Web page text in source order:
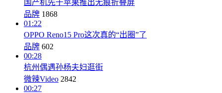
国产机先于苹果推出无痕折叠屏
品牌 1868
01:22
OPPO Reno15 Pro这次真的“出圈”了
品牌 602
00:28
杭州偶遇孙杨夫妇逛街
微辣Video 2842
00:27